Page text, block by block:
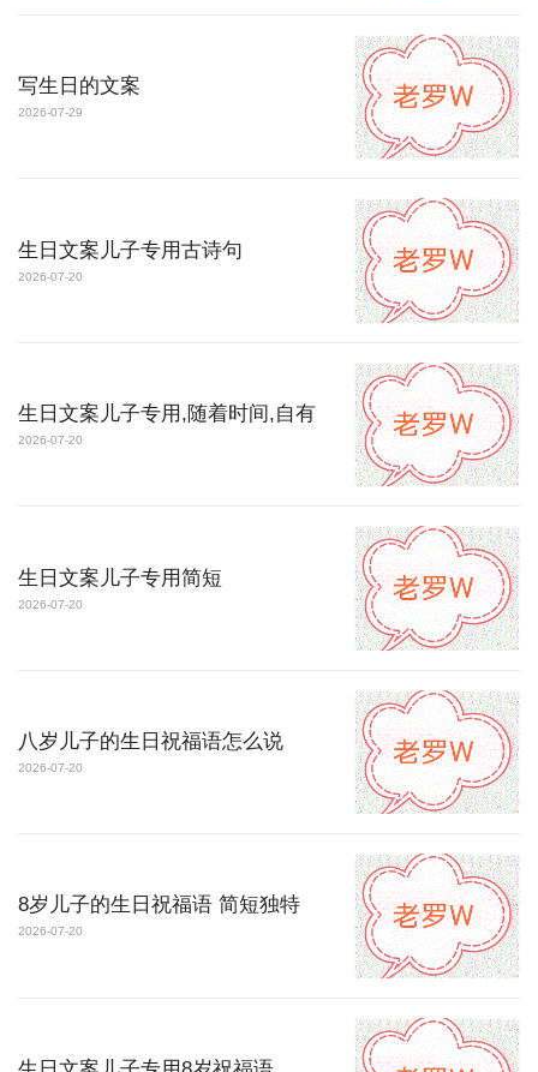
写生日的文案
2026-07-29
生日文案儿子专用古诗句
2026-07-20
生日文案儿子专用,随着时间,自有
2026-07-20
生日文案儿子专用简短
2026-07-20
八岁儿子的生日祝福语怎么说
2026-07-20
8岁儿子的生日祝福语 简短独特
2026-07-20